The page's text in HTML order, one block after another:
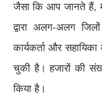
जैसा कि आप जानते हैं,
द्वारा अलग-अलग
कार्यकर्ता और
चुकी है। हजारों की
किया है।